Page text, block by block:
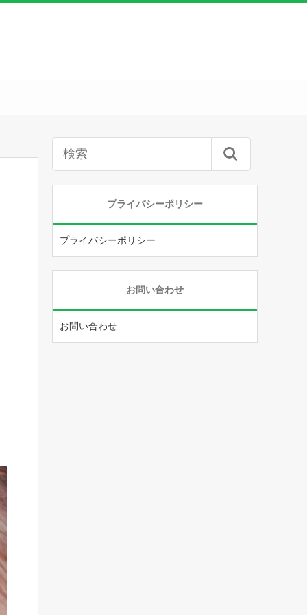
プライバシーポリシー
プライバシーポリシー
お問い合わせ
お問い合わせ